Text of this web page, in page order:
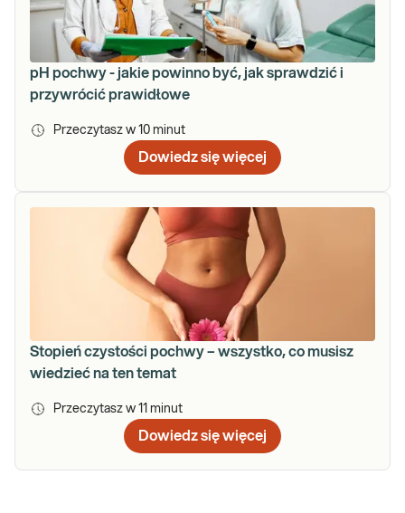
pH pochwy - jakie powinno być, jak sprawdzić i
przywrócić prawidłowe
Przeczytasz w 10 minut
Dowiedz się więcej
Stopień czystości pochwy – wszystko, co musisz
wiedzieć na ten temat
Przeczytasz w 11 minut
Dowiedz się więcej